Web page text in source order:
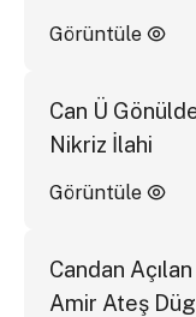
Görüntüle
Can Ü
Nikriz İlahi
Görüntüle
Candan
Amir Ateş